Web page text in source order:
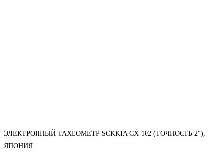
ЭЛЕКТРОННЫЙ ТАХЕОМЕТР SOKKIA CX-102 (ТОЧНОСТЬ 2"),
ЯПОНИЯ